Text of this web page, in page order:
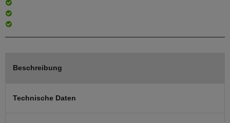
Beschreibung
Technische Daten